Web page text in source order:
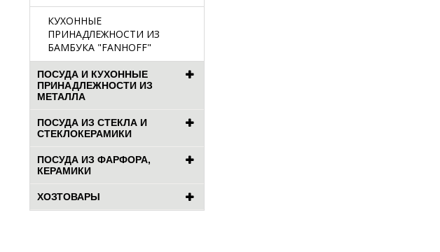
КУХОННЫЕ
ПРИНАДЛЕЖНОСТИ ИЗ
БАМБУКА "FANHOFF"
ПОСУДА И КУХОННЫЕ
ПРИНАДЛЕЖНОСТИ ИЗ
МЕТАЛЛА
ПОСУДА ИЗ СТЕКЛА И
СТЕКЛОКЕРАМИКИ
ПОСУДА ИЗ ФАРФОРА,
КЕРАМИКИ
ХОЗТОВАРЫ